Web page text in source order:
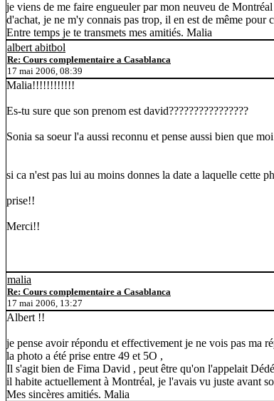
je viens de me faire engueuler par mon neuveu de
d'achat, je ne m'y connais pas trop, il en est de même
Entre temps je te transmets mes amitiés. Malia
albert abitbol
Re: Cours complementaire a Casablanca
17 mai 2006, 08:39
Malia!!!!!!!!!!!!
Es-tu sure que son prenom est david????????????????
Sonia sa soeur l'a aussi reconnu et pense aussi bien que
si ca n'est pas lui au moins donnes la date a laquelle cette
prise!!
Merci!!
malia
Re: Cours complementaire a Casablanca
17 mai 2006, 13:27
Albert !!
je pense avoir répondu et effectivement je ne vois pas ma
la photo a été prise entre 49 et 5O ,
Il s'agit bien de Fima David , peut être qu'on l'appelait
il habite actuellement à Montréal, je l'avais vu juste avant
Mes sincères amitiés. Malia